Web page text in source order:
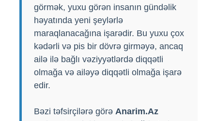
görmək, yuxu görən insanın gündəlik
həyatında yeni şeylərlə
maraqlanacağına işarədir. Bu yuxu çox
kədərli və pis bir dövrə girməyə, ancaq
ailə ilə bağlı vəziyyətlərdə diqqətli
olmağa və ailəyə diqqətli olmağa işarə
edir.
Bəzi təfsirçilərə görə Anarim.Az